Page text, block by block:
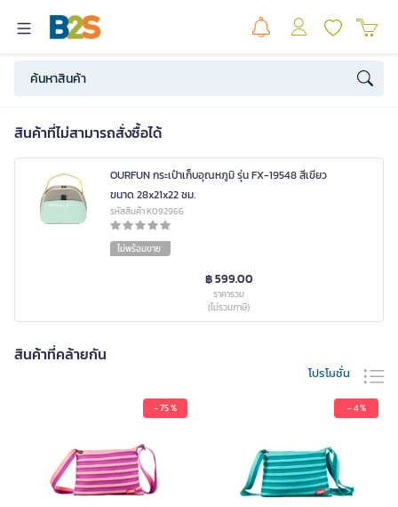
สินค้าที่ไม่สามารถสั่งซื้อได้
OURFUN กระเป๋าเก็บอุณหภูมิ รุ่น FX-19548 สีเขียว
ขนาด 28x21x22 ซม.
รหัสสินค้า K092966
ไม่พร้อมขาย
฿ 599.00
ราคารวม
(ไม่รวมภาษี)
สินค้าที่คล้ายกัน
โปรโมชั่น
- 75 %
กระเป๋าสะพายข้าง ซิปอิท ZBD สีชมพู
- 4 %
กระเป๋าสะพายข้าง ซิปอิท ZBD สีฟ้า